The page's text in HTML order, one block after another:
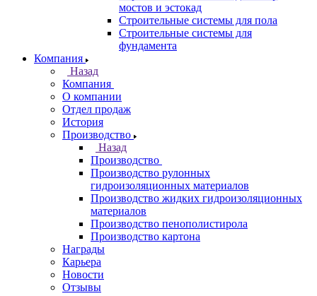
мостов и эстокад
Строительные системы для пола
Строительные системы для
фундамента
Компания
Назад
Компания
О компании
Отдел продаж
История
Производство
Назад
Производство
Производство рулонных
гидроизоляционных материалов
Производство жидких гидроизоляционных
материалов
Производство пенополистирола
Производство картона
Награды
Карьера
Новости
Отзывы